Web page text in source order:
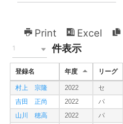
Print Excel
1 件表示
登録名 年度 リーグ
村上 宗隆 2022 セ
吉田 正尚
2022 パ
山川 穂高
2022 パ